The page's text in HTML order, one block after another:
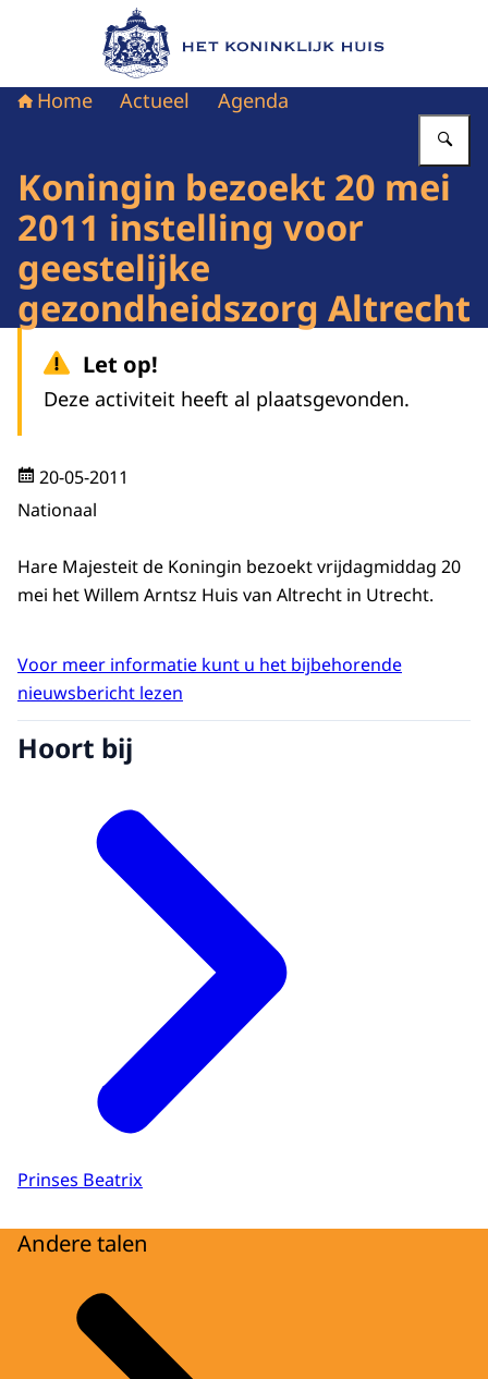
Naar de homepage van Het Koninklijk Huis
Home Actueel Agenda
Koningin bezoekt 20 mei
2011 instelling voor
geestelijke
gezondheidszorg Altrecht
Let op!
Deze activiteit heeft al plaatsgevonden.
20-05-2011
Nationaal
Hare Majesteit de Koningin bezoekt vrijdagmiddag 20
mei het Willem Arntsz Huis van Altrecht in Utrecht.
Voor meer informatie kunt u het bijbehorende
nieuwsbericht lezen
Hoort bij
Prinses Beatrix
Andere talen